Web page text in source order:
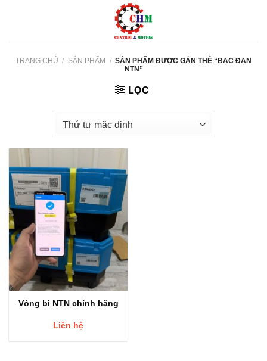
TRANG CHỦ / SẢN PHẨM / SẢN PHẨM ĐƯỢC GẮN THẺ “BẠC ĐẠN
NTN”
LỌC
Vòng bi NTN chính hãng
Liên hệ